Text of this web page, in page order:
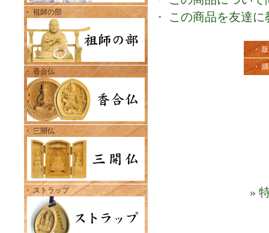
・ 祖師の部
・ 香合仏
・ 三開仏
・ ストラップ
・ この商品を友達に
・
・
»